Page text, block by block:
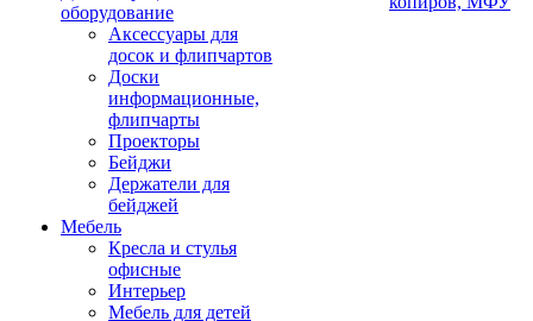
оборудование
Аксессуары для
досок и флипчартов
Доски
информационные,
флипчарты
Проекторы
Бейджи
Держатели для
бейджей
Мебель
Кресла и стулья
офисные
Интерьер
Мебель для детей